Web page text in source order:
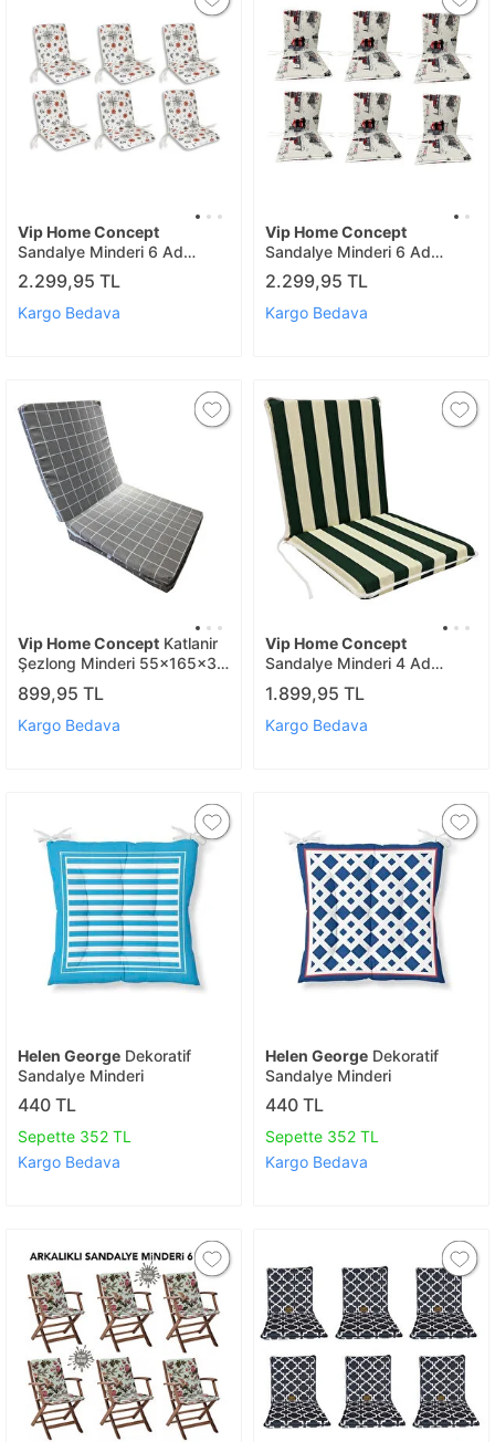
Vip Home Concept
Sandalye Minderi 6 Ad
(marinçapa)
2.299,95 TL
Kargo Bedava
Vip Home Concept
Sandalye Minderi 6 Ad
(istanbul)
2.299,95 TL
Kargo Bedava
Vip Home Concept Katlanir
Şezlong Minderi 55x165x3
Cm-kpn
899,95 TL
Kargo Bedava
Vip Home Concept
Sandalye Minderi 4 Ad
Büyük Yeşilbeyaz
1.899,95 TL
Kargo Bedava
Helen George Dekoratif
Sandalye Minderi
440 TL
Sepette 352 TL
Kargo Bedava
Helen George Dekoratif
Sandalye Minderi
440 TL
Sepette 352 TL
Kargo Bedava